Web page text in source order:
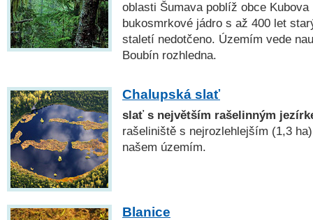
oblasti Šumava poblíž obce
bukosmrkové jádro s až 400 let
staletí nedotčeno. Územím vede
Boubín rozhledna.
Chalupská slať
slať s největším rašelinným
rašeliniště s nejrozlehlejším (1,3
našem územím.
Blanice